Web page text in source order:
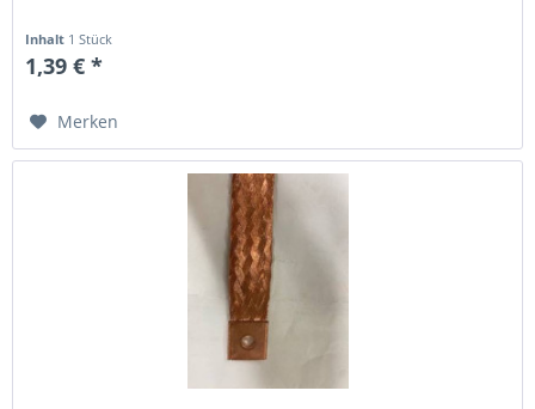
Inhalt 1 Stück
1,39 € *
Merken